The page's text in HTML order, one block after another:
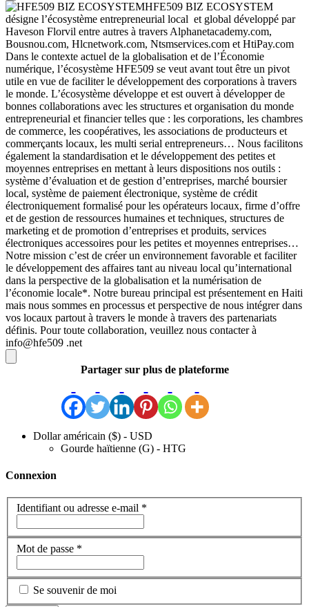
HFE509 BIZ ECOSYSTEM
désigne l’écosystème entrepreneurial local et global développé par
Haveson Florvil entre autres à travers Alphanetacademy.com,
Bousnou.com, Hlcnetwork.com, Ntsmservices.com et HtiPay.com
Dans le contexte actuel de la globalisation et de l’Économie
numérique, l’écosystème HFE509 se veut avant tout être un pivot
utile en vue de faciliter le développement des corporations à travers
le monde. L’écosystème développe et est ouvert à développer de
bonnes collaborations avec les structures et organisation du monde
entrepreneurial et financier telles que : les corporations, les chambres
de commerce, les coopératives, les associations de producteurs et
commerçants locaux, les multi serial entrepreneurs… Nous facilitons
également la standardisation et le développement des petites et
moyennes entreprises en mettant à leurs dispositions nos outils :
système d’évaluation et de gestion d’entreprises, marché boursier
local, système de paiement électronique, système de crédit
électroniquement formalisé pour les opérateurs locaux, firme d’offre
et de gestion de ressources humaines et techniques, structures de
marketing et de promotion d’entreprises et produits, services
électroniques accessoires pour les petites et moyennes entreprises…
Notre mission c’est de créer un environnement favorable et faciliter
le développement des affaires tant au niveau local qu’international
dans la perspective de la globalisation et la numérisation de
l’économie locale*. Notre bureau principal est présentement en Haiti
mais nous sommes en processus et perspective de nous intégrer dans
vos locaux partout à travers le monde à travers des partenariats
définis. Pour toute collaboration, veuillez nous contacter à
info@hfe509 .net
Partager sur plus de plateforme
Dollar américain ($) - USD
Gourde haïtienne (G) - HTG
Connexion
Identifiant ou adresse e-mail *
Mot de passe *
Se souvenir de moi